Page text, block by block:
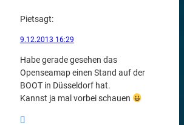
Pietsagt:
9.12.2013 16:29
Habe gerade gesehen das
Openseamap einen Stand auf der
BOOT in Düsseldorf hat.
Kannst ja mal vorbei schauen